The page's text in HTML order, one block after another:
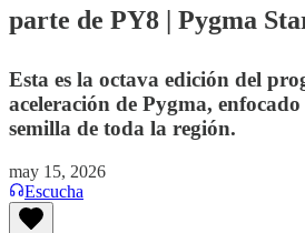
parte de PY8 | Pygma
Esta es la octava edición del
aceleración de Pygma,
semilla de toda la región.
may 15, 2026
Escucha